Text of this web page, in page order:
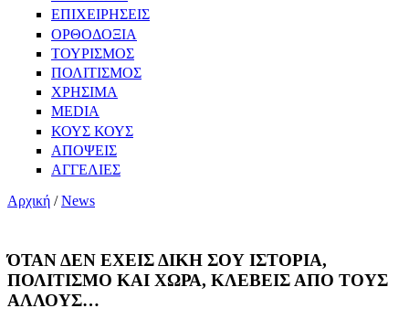
ΕΠΙΧΕΙΡΗΣΕΙΣ
ΟΡΘΟΔΟΞΙΑ
ΤΟΥΡΙΣΜΟΣ
ΠΟΛΙΤΙΣΜΟΣ
ΧΡΗΣΙΜΑ
MEDIA
ΚΟΥΣ ΚΟΥΣ
ΑΠΟΨΕΙΣ
ΑΓΓΕΛΙΕΣ
Αρχική /News
ΌΤΑΝ ΔΕΝ ΕΧΕΙΣ ΔΙΚΗ ΣΟΥ ΙΣΤΟΡΙΑ,
ΠΟΛΙΤΙΣΜΟ ΚΑΙ ΧΩΡΑ, ΚΛΕΒΕΙΣ ΑΠΟ ΤΟΥΣ
ΑΛΛΟΥΣ…